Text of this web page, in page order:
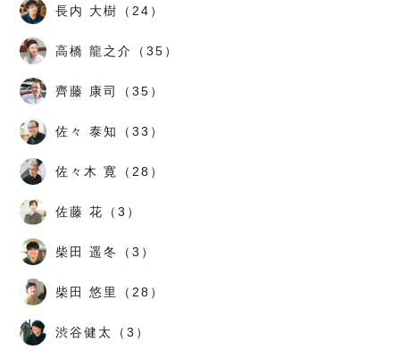
長内 大樹（24）
高橋 龍之介（35）
齊藤 康司（35）
佐々 泰知（33）
佐々木 寛（28）
佐藤 花（3）
柴田 遥冬（3）
柴田 悠里（28）
渋谷健太（3）